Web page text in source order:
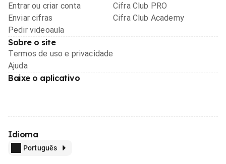
Entrar ou criar conta
Enviar cifras
Pedir videoaula
Cifra Club PRO
Cifra Club Academy
Sobre o site
Termos de uso e privacidade
Ajuda
Baixe o aplicativo
Idioma
Português